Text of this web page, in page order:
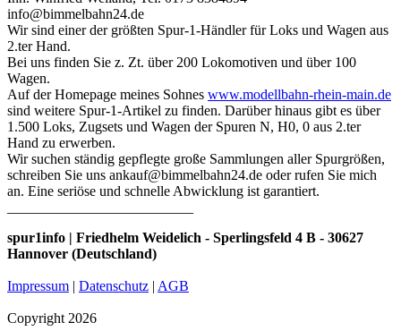
info@bimmelbahn24.de
Wir sind einer der größten Spur-1-Händler für Loks und Wagen aus
2.ter Hand.
Bei uns finden Sie z. Zt. über 200 Lokomotiven und über 100
Wagen.
Auf der Homepage meines Sohnes www.modellbahn-rhein-main.de
sind weitere Spur-1-Artikel zu finden. Darüber hinaus gibt es über
1.500 Loks, Zugsets und Wagen der Spuren N, H0, 0 aus 2.ter
Hand zu erwerben.
Wir suchen ständig gepflegte große Sammlungen aller Spurgrößen,
schreiben Sie uns ankauf@bimmelbahn24.de oder rufen Sie mich
an. Eine seriöse und schnelle Abwicklung ist garantiert.
spur1info | Friedhelm Weidelich - Sperlingsfeld 4 B - 30627
Hannover (Deutschland)
Impressum | Datenschutz | AGB
Copyright 2026